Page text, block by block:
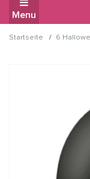
Menu
Startseite / 6